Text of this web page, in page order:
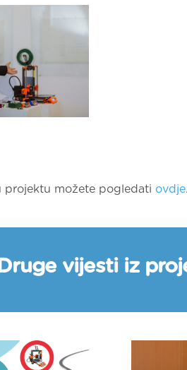
projektu možete pogledati ovdje.
vijesti iz